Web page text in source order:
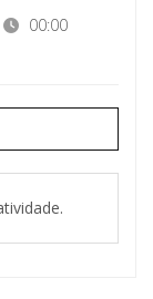
00:00